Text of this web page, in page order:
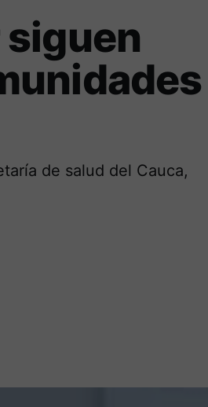
de salud del Cauca,